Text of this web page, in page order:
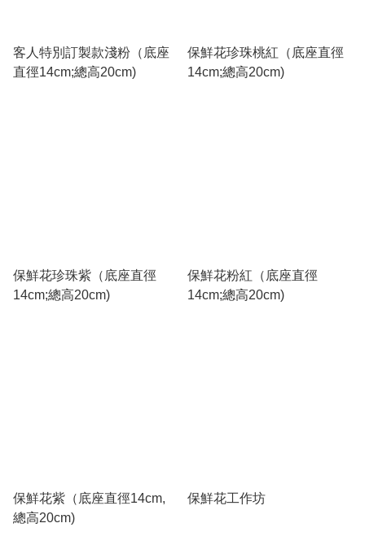
客人特別訂製款淺粉（底座
直徑14cm;總高20cm)
保鮮花珍珠桃紅（底座直徑
14cm;總高20cm)
保鮮花珍珠紫（底座直徑
14cm;總高20cm)
保鮮花粉紅（底座直徑
14cm;總高20cm)
保鮮花紫（底座直徑14cm,
總高20cm)
保鮮花工作坊